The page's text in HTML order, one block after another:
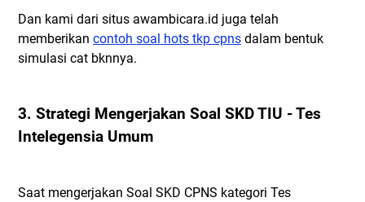
Dan kami dari situs awambicara.id juga telah
memberikan contoh soal hots tkp cpns dalam bentuk
simulasi cat bknnya.
3. Strategi Mengerjakan Soal SKD TIU - Tes
Intelegensia Umum
Saat mengerjakan Soal SKD CPNS kategori Tes